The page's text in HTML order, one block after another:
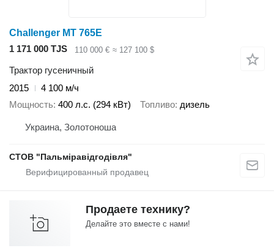
Challenger MT 765E
1 171 000 TJS
110 000 € ≈ 127 100 $
Трактор гусеничный
2015
4 100 м/ч
Мощность 400 л.с. (294 кВт) Топливо дизель
Украина, Золотоноша
СТОВ "Пальміравідгодівля"
Продаете технику?
Делайте это вместе с нами!